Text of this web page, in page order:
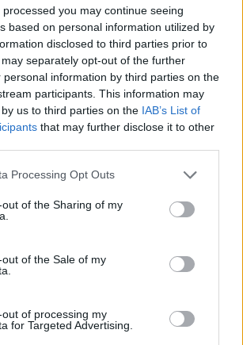
you may continue seeing
based on personal information utilized by
disclosed to third parties prior to
separately opt-out of the further
personal information by third parties on the
participants. This information may
us to third parties on the IAB’s List of
that may further disclose it to other
Processing Opt Outs
of the Sharing of my
of the Sale of my
of processing my
for Targeted Advertising.
è tra i 13 club che hanno
domanda di ripescaggio
2026
Dolce prende Dumani dalla Torres,
Sorgente, Lopes, Limberti e Cherchi
altri acquisti
riparte dai pilastri Masia, Pinna e
il primo acquisto è Loru
2026
Rinino e Samuele Vacca
2026